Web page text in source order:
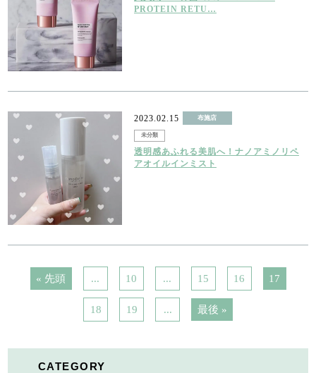
PROTEIN RETU…
2023.02.15 布施店
未分類
透明感あふれる美肌へ！ナノアミノリペ
アオイルインミスト
« 先頭 ... 10 ... 15 16 17
18 19 ... 最後 »
CATEGORY